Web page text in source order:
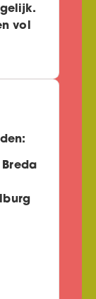
vol
Breda